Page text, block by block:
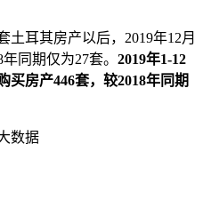
土耳其房产以后，2019年12月
同期仅为27套。 2019年1-12
买房产446套，较2018年同期